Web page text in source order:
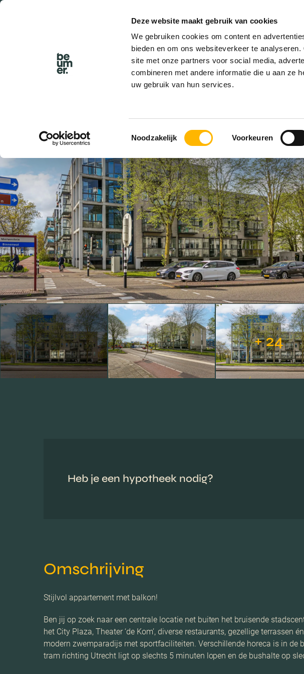
Deze website maakt gebruik van cookies
We gebruiken cookies om content en
bieden en om ons websiteverkeer te
site met onze partners voor social media,
combineren met andere informatie die u aan ze
uw gebruik van hun services.
Toestemmingsselectie
Noodzakelijk Voorkeuren
+ 24
Heb je een hypotheek nodig?
Omschrijving
Stijlvol appartement met balkon!
Ben jij op zoek naar een centrale locatie net buiten het bruisende
het City Plaza, Theater ‘de Kom’, diverse restaurants, gezellige
modern zwemparadijs met sportfaciliteiten. Verschillende horeca is in de
tram richting Utrecht ligt op slechts 5 minuten lopen en de bushalte op